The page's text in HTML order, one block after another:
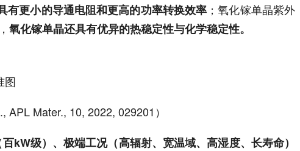
有更小的导通电阻和更高的功率转换效率 ；氧化镓单晶紫外
氧化镓单晶还具有优异的热稳定性与化学稳定性。
图
Mater., 10, 2022, 029201）
kW级）、极端工况（高辐射、宽温域、高湿度、长寿命）